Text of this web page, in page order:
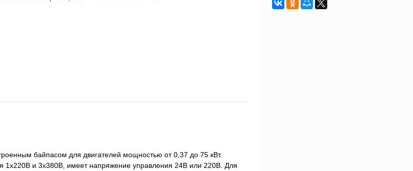
байпасом для двигателей мощностью от 0,37 до 75 кВт.
и 3х380В, имеет напряжение управления 24В или 220В. Для